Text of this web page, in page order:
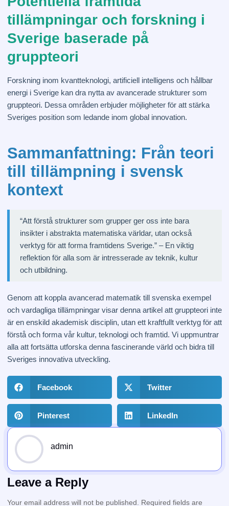
tillämpningar och forskning i
Sverige baserade på
gruppteori
Forskning inom kvantteknologi, artificiell intelligens och hållbar
energi i Sverige kan dra nytta av avancerade strukturer som
gruppteori. Dessa områden erbjuder möjligheter för att stärka
Sveriges position som ledande inom global innovation.
Sammanfattning: Från teori
till tillämpning i svensk
kontext
“Att förstå strukturer som grupper ger oss inte bara
insikter i abstrakta matematiska världar, utan också
verktyg för att forma framtidens Sverige.” – En viktig
reflektion för alla som är intresserade av teknik, kultur
och utbildning.
Genom att koppla avancerad matematik till svenska exempel
och vardagliga tillämpningar visar denna artikel att gruppteori inte
är en enskild akademisk disciplin, utan ett kraftfullt verktyg för att
förstå och forma vår kultur, teknologi och framtid. Vi uppmuntrar
alla att fortsätta utforska denna fascinerande värld och bidra till
Sveriges innovativa utveckling.
Facebook Twitter
Pinterest LinkedIn
admin
Leave a Reply
Your email address will not be published.
Required fields are